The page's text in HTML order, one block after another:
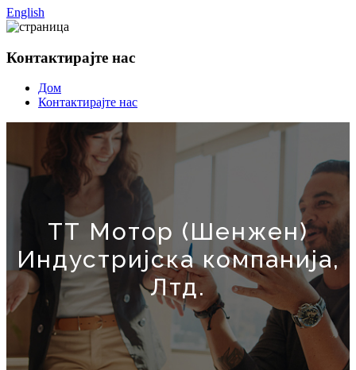
English
Контактирајте нас
Дом
Контактирајте нас
ТТ Мотор (Шенжен)
Индустријска компанија,
Лтд.